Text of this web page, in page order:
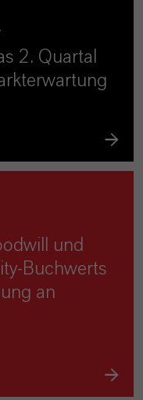
2. Quartal
und
Buchwerts
an